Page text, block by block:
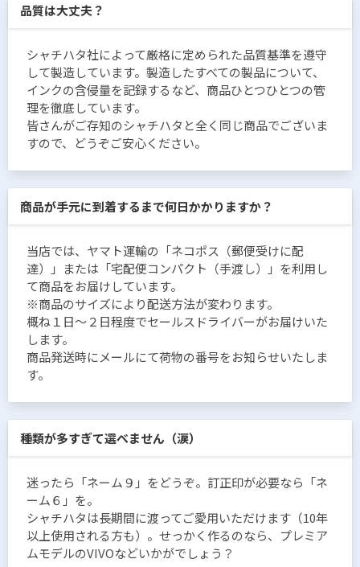
品質は大丈夫？
シャチハタ社によって厳格に定められた品質基準を遵守
して製造しています。製造したすべての製品について、
インクの含侵量を記録するなど、商品ひとつひとつの管
理を徹底しています。
皆さんがご存知のシャチハタと全く同じ商品でございま
すので、どうぞご安心ください。
商品が手元に到着するまで何日かかりますか？
当店では、ヤマト運輸の「ネコポス（郵便受けに配
達）」または「宅配便コンパクト（手渡し）」を利用し
て商品をお届けしています。
※商品のサイズにより配送方法が変わります。
概ね１日〜２日程度でセールスドライバーがお届けいた
します。
商品発送時にメールにて荷物の番号をお知らせいたしま
す。
種類が多すぎて選べません（涙）
迷ったら「ネーム９」をどうぞ。訂正印が必要なら「ネ
ーム６」を。
シャチハタは長期間に渡ってご愛用いただけます（10年
以上使用される方も）。せっかく作るのなら、プレミア
ムモデルのVIVOなどいかがでしょう？